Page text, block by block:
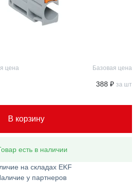
цена Базовая цена
388 ₽ за шт
В корзину
есть в наличии
на складах EKF
у партнеров